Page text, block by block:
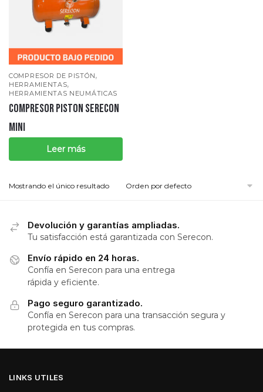
COMPRESOR DE PISTÓN,
HERRAMIENTAS,
HERRAMIENTAS NEUMÁTICAS
COMPRESOR PISTON SERECON
MINI
Leer más
Mostrando el único resultado
Devolución y garantías ampliadas.
Tu satisfacción está garantizada con Serecon.
Envío rápido en 24 horas.
Confía en Serecon para una entrega
rápida y eficiente.
Pago seguro garantizado.
Confía en Serecon para una transacción segura y
protegida en tus compras.
LINKS UTILES